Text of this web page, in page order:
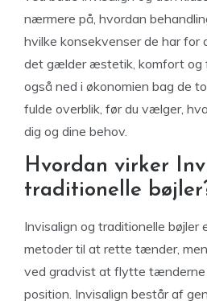
nærmere på, hvordan
hvilke konsekvenser de har for
det gælder æstetik, komfort og
også ned i økonomien bag de
fulde overblik, før du vælger,
dig og dine behov.
Hvordan virker
traditionelle
Invisalign og traditionelle bøjler
metoder til at rette tænder,
ved gradvist at flytte tænderne
position. Invisalign består af